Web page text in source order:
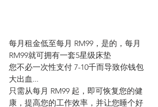
每月租金低至每月 RM99，是的，每月
RM99就可拥有一套5星级床垫
您不必一次性支付 7-10千而导致你钱包
大出血...
只需从每月 RM99 起，即可恢复您的健
康，提高您的工作效率，并让您睡个好